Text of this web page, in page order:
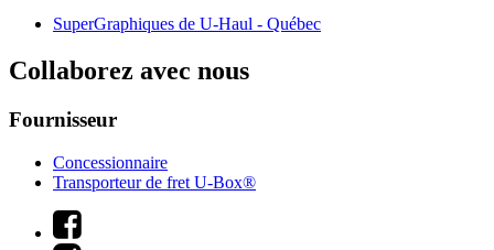
SuperGraphiques de U-Haul - Québec
Collaborez avec nous
Fournisseur
Concessionnaire
Transporteur de fret U-Box®